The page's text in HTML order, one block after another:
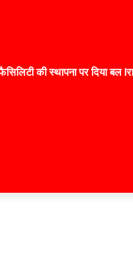
की स्थापना पर दिया